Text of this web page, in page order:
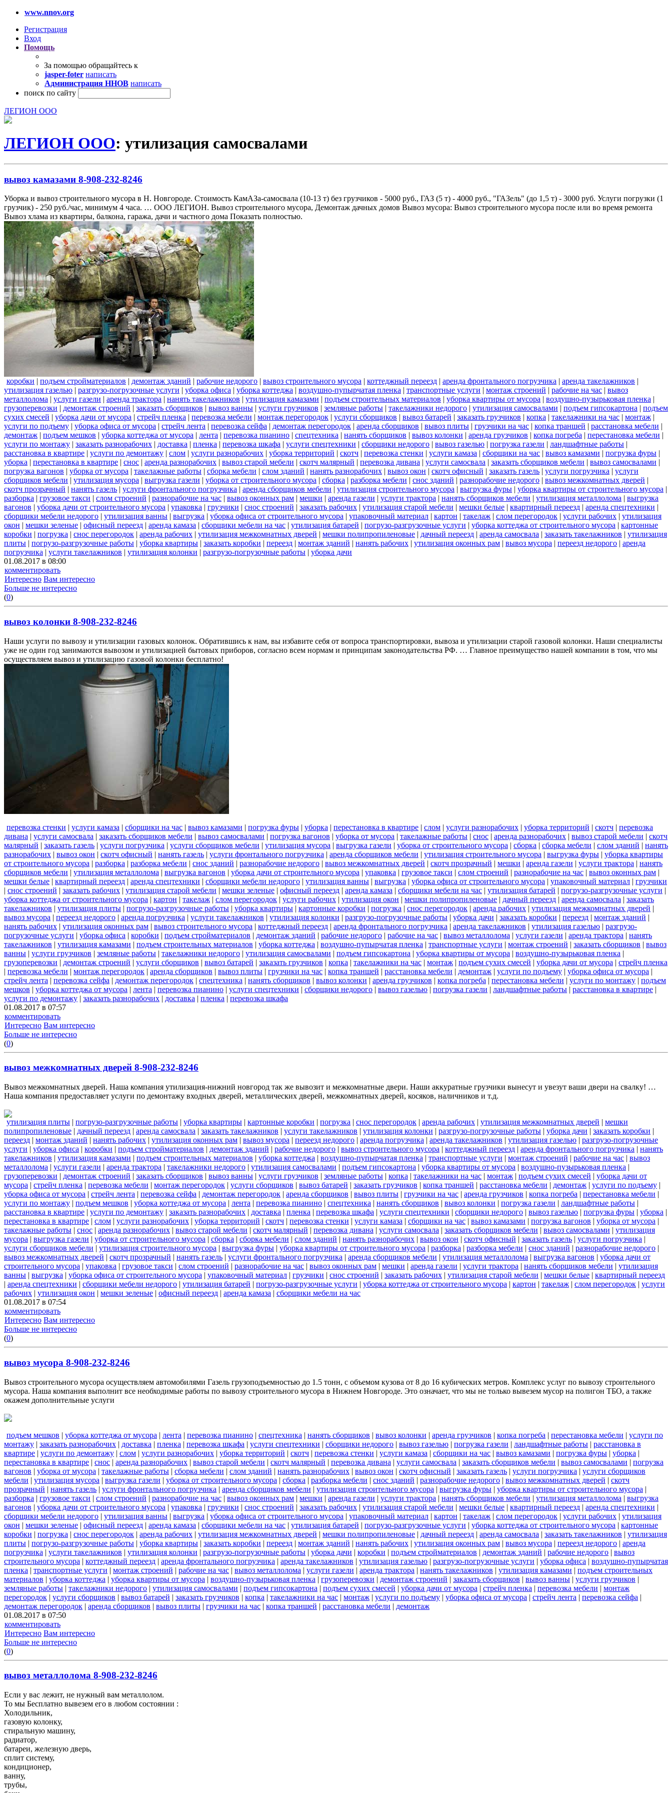
www.nnov.org
Регистрация
Вход
Помощь
За помощью обращайтесь к
jasper-foter написать
Администрация ННОВ написать
поиск по сайту
ЛЕГИОН ООО
ЛЕГИОН ООО: утилизация самосвалами
вывоз камазами 8-908-232-8246
Уборка и вывоз строительного мусора в Н. Новгороде. Стоимость КамАЗа-самосвала (10-13 т) без грузчиков - 5000 руб., ГАЗ (5 т) - 4000 руб., "ГАЗель" (до 1,5 т) - 3000 руб. Услуги погрузки (1
грузчик) - 250 руб./час, минимум 4 часа. … ООО ЛЕГИОН. Вывоз строительного мусора, Демонтаж дачных домов Вывоз мусора: Вывоз строительного мусора после или во время ремонта
Вывоз хлама из квартиры, балкона, гаража, дачи и частного дома Показать полностью.
коробки | подъем стройматериалов | демонтаж зданий | рабочие недорого | вывоз строительного мусора | коттеджный переезд | аренда фронтального погрузчика | аренда такелажников |
утилизация газелью | разгрузо-погрузочные услуги | уборка офиса | уборка коттеджа | воздушно-пупырчатая пленка | транспортные услуги | монтаж строений | рабочие на час | вывоз
металлолома | услуги газели | аренда трактора | нанять такелажников | утилизация камазами | подъем строительных материалов | уборка квартиры от мусора | воздушно-пузырьковая пленка |
грузоперевозки | демонтаж строений | заказать сборщиков | вывоз ванны | услуги грузчиков | земляные работы | такелажники недорого | утилизация самосвалами | подъем гипсокартона | подъем
сухих смесей | уборка дачи от мусора | стрейч пленка | перевозка мебели | монтаж перегородок | услуги сборщиков | вывоз батарей | заказать грузчиков | копка | такелажники на час | монтаж |
услуги по подъему | уборка офиса от мусора | стрейч лента | перевозка сейфа | демонтаж перегородок | аренда сборщиков | вывоз плиты | грузчики на час | копка траншей | расстановка мебели |
демонтаж | подъем мешков | уборка коттеджа от мусора | лента | перевозка пианино | спецтехника | нанять сборщиков | вывоз колонки | аренда грузчиков | копка погреба | перестановка мебели |
услуги по монтажу | заказать разнорабочих | доставка | пленка | перевозка шкафа | услуги спецтехники | сборщики недорого | вывоз газелью | погрузка газели | ландшафтные работы |
расстановка в квартире | услуги по демонтажу | слом | услуги разнорабочих | уборка территорий | скотч | перевозка стенки | услуги камаза | сборщики на час | вывоз камазами | погрузка фуры |
уборка | перестановка в квартире | снос | аренда разнорабочих | вывоз старой мебели | скотч малярный | перевозка дивана | услуги самосвала | заказать сборщиков мебели | вывоз самосвалами |
погрузка вагонов | уборка от мусора | такелажные работы | сборка мебели | слом зданий | нанять разнорабочих | вывоз окон | скотч офисный | заказать газель | услуги погрузчика | услуги
сборщиков мебели | утилизация мусора | выгрузка газели | уборка от строительного мусора | сборка | разборка мебели | снос зданий | разнорабочие недорого | вывоз межкомнатных дверей |
скотч прозрачный | нанять газель | услуги фронтального погрузчика | аренда сборщиков мебели | утилизация строительного мусора | выгрузка фуры | уборка квартиры от строительного мусора |
разборка | грузовое такси | слом строений | разнорабочие на час | вывоз оконных рам | мешки | аренда газели | услуги трактора | нанять сборщиков мебели | утилизация металлолома | выгрузка
вагонов | уборка дачи от строительного мусора | упаковка | грузчики | снос строений | заказать рабочих | утилизация старой мебели | мешки белые | квартирный переезд | аренда спецтехники |
сборщики мебели недорого | утилизация ванны | выгрузка | уборка офиса от строительного мусора | упаковочный материал | картон | такелаж | слом перегородок | услуги рабочих | утилизация
окон | мешки зеленые | офисный переезд | аренда камаза | сборщики мебели на час | утилизация батарей | погрузо-разгрузочные услуги | уборка коттеджа от строительного мусора | картонные
коробки | погрузка | снос перегородок | аренда рабочих | утилизация межкомнатных дверей | мешки полипропиленовые | дачный переезд | аренда самосвала | заказать такелажников | утилизация
плиты | погрузо-разгрузочные работы | уборка квартиры | заказать коробки | переезд | монтаж зданий | нанять рабочих | утилизация оконных рам | вывоз мусора | переезд недорого | аренда
погрузчика | услуги такелажников | утилизация колонки | разгрузо-погрузочные работы | уборка дачи
01.08.2017 в 08:00
комментировать
Интересно Вам интересно
Больше не интересно
(0)
вывоз колонки 8-908-232-8246
Наши услуги по вывозу и утилизации газовых колонок. Обратившись к нам, вы избавите себя от вопроса транспортировки, вывоза и утилизации старой газовой колонки. Наши специалисты
уже не один год занимаются вывозом и утилизацией бытовых приборов, согласно всем нормам и принципам законодательства РФ. … Главное преимущество нашей компании в том, что мы
осуществляем вывоз и утилизацию газовой колонки бесплатно!
перевозка стенки | услуги камаза | сборщики на час | вывоз камазами | погрузка фуры | уборка | перестановка в квартире | слом | услуги разнорабочих | уборка территорий | скотч | перевозка
дивана | услуги самосвала | заказать сборщиков мебели | вывоз самосвалами | погрузка вагонов | уборка от мусора | такелажные работы | снос | аренда разнорабочих | вывоз старой мебели | скотч
малярный | заказать газель | услуги погрузчика | услуги сборщиков мебели | утилизация мусора | выгрузка газели | уборка от строительного мусора | сборка | сборка мебели | слом зданий | нанять
разнорабочих | вывоз окон | скотч офисный | нанять газель | услуги фронтального погрузчика | аренда сборщиков мебели | утилизация строительного мусора | выгрузка фуры | уборка квартиры
от строительного мусора | разборка | разборка мебели | снос зданий | разнорабочие недорого | вывоз межкомнатных дверей | скотч прозрачный | мешки | аренда газели | услуги трактора | нанять
сборщиков мебели | утилизация металлолома | выгрузка вагонов | уборка дачи от строительного мусора | упаковка | грузовое такси | слом строений | разнорабочие на час | вывоз оконных рам |
мешки белые | квартирный переезд | аренда спецтехники | сборщики мебели недорого | утилизация ванны | выгрузка | уборка офиса от строительного мусора | упаковочный материал | грузчики
| снос строений | заказать рабочих | утилизация старой мебели | мешки зеленые | офисный переезд | аренда камаза | сборщики мебели на час | утилизация батарей | погрузо-разгрузочные услуги |
уборка коттеджа от строительного мусора | картон | такелаж | слом перегородок | услуги рабочих | утилизация окон | мешки полипропиленовые | дачный переезд | аренда самосвала | заказать
такелажников | утилизация плиты | погрузо-разгрузочные работы | уборка квартиры | картонные коробки | погрузка | снос перегородок | аренда рабочих | утилизация межкомнатных дверей |
вывоз мусора | переезд недорого | аренда погрузчика | услуги такелажников | утилизация колонки | разгрузо-погрузочные работы | уборка дачи | заказать коробки | переезд | монтаж зданий |
нанять рабочих | утилизация оконных рам | вывоз строительного мусора | коттеджный переезд | аренда фронтального погрузчика | аренда такелажников | утилизация газелью | разгрузо-
погрузочные услуги | уборка офиса | коробки | подъем стройматериалов | демонтаж зданий | рабочие недорого | рабочие на час | вывоз металлолома | услуги газели | аренда трактора | нанять
такелажников | утилизация камазами | подъем строительных материалов | уборка коттеджа | воздушно-пупырчатая пленка | транспортные услуги | монтаж строений | заказать сборщиков | вывоз
ванны | услуги грузчиков | земляные работы | такелажники недорого | утилизация самосвалами | подъем гипсокартона | уборка квартиры от мусора | воздушно-пузырьковая пленка |
грузоперевозки | демонтаж строений | услуги сборщиков | вывоз батарей | заказать грузчиков | копка | такелажники на час | монтаж | подъем сухих смесей | уборка дачи от мусора | стрейч пленка
| перевозка мебели | монтаж перегородок | аренда сборщиков | вывоз плиты | грузчики на час | копка траншей | расстановка мебели | демонтаж | услуги по подъему | уборка офиса от мусора |
стрейч лента | перевозка сейфа | демонтаж перегородок | спецтехника | нанять сборщиков | вывоз колонки | аренда грузчиков | копка погреба | перестановка мебели | услуги по монтажу | подъем
мешков | уборка коттеджа от мусора | лента | перевозка пианино | услуги спецтехники | сборщики недорого | вывоз газелью | погрузка газели | ландшафтные работы | расстановка в квартире |
услуги по демонтажу | заказать разнорабочих | доставка | пленка | перевозка шкафа
01.08.2017 в 07:57
комментировать
Интересно Вам интересно
Больше не интересно
(0)
вывоз межкомнатных дверей 8-908-232-8246
Вывоз межкомнатных дверей. Наша компания утилизация-нижний новгород так же вывозит и межкомнатные двери. Наши аккуратные грузчики вынесут и увезут ваши двери на свалку! …
Наша компания предоставляет услуги по демонтажу входных дверей, металлических дверей, межкомнатных дверей, косяков, наличников и т.д.
утилизация плиты | погрузо-разгрузочные работы | уборка квартиры | картонные коробки | погрузка | снос перегородок | аренда рабочих | утилизация межкомнатных дверей | мешки
полипропиленовые | дачный переезд | аренда самосвала | заказать такелажников | услуги такелажников | утилизация колонки | разгрузо-погрузочные работы | уборка дачи | заказать коробки |
переезд | монтаж зданий | нанять рабочих | утилизация оконных рам | вывоз мусора | переезд недорого | аренда погрузчика | аренда такелажников | утилизация газелью | разгрузо-погрузочные
услуги | уборка офиса | коробки | подъем стройматериалов | демонтаж зданий | рабочие недорого | вывоз строительного мусора | коттеджный переезд | аренда фронтального погрузчика | нанять
такелажников | утилизация камазами | подъем строительных материалов | уборка коттеджа | воздушно-пупырчатая пленка | транспортные услуги | монтаж строений | рабочие на час | вывоз
металлолома | услуги газели | аренда трактора | такелажники недорого | утилизация самосвалами | подъем гипсокартона | уборка квартиры от мусора | воздушно-пузырьковая пленка |
грузоперевозки | демонтаж строений | заказать сборщиков | вывоз ванны | услуги грузчиков | земляные работы | копка | такелажники на час | монтаж | подъем сухих смесей | уборка дачи от
мусора | стрейч пленка | перевозка мебели | монтаж перегородок | услуги сборщиков | вывоз батарей | заказать грузчиков | копка траншей | расстановка мебели | демонтаж | услуги по подъему |
уборка офиса от мусора | стрейч лента | перевозка сейфа | демонтаж перегородок | аренда сборщиков | вывоз плиты | грузчики на час | аренда грузчиков | копка погреба | перестановка мебели |
услуги по монтажу | подъем мешков | уборка коттеджа от мусора | лента | перевозка пианино | спецтехника | нанять сборщиков | вывоз колонки | погрузка газели | ландшафтные работы |
расстановка в квартире | услуги по демонтажу | заказать разнорабочих | доставка | пленка | перевозка шкафа | услуги спецтехники | сборщики недорого | вывоз газелью | погрузка фуры | уборка |
перестановка в квартире | слом | услуги разнорабочих | уборка территорий | скотч | перевозка стенки | услуги камаза | сборщики на час | вывоз камазами | погрузка вагонов | уборка от мусора |
такелажные работы | снос | аренда разнорабочих | вывоз старой мебели | скотч малярный | перевозка дивана | услуги самосвала | заказать сборщиков мебели | вывоз самосвалами | утилизация
мусора | выгрузка газели | уборка от строительного мусора | сборка | сборка мебели | слом зданий | нанять разнорабочих | вывоз окон | скотч офисный | заказать газель | услуги погрузчика |
услуги сборщиков мебели | утилизация строительного мусора | выгрузка фуры | уборка квартиры от строительного мусора | разборка | разборка мебели | снос зданий | разнорабочие недорого |
вывоз межкомнатных дверей | скотч прозрачный | нанять газель | услуги фронтального погрузчика | аренда сборщиков мебели | утилизация металлолома | выгрузка вагонов | уборка дачи от
строительного мусора | упаковка | грузовое такси | слом строений | разнорабочие на час | вывоз оконных рам | мешки | аренда газели | услуги трактора | нанять сборщиков мебели | утилизация
ванны | выгрузка | уборка офиса от строительного мусора | упаковочный материал | грузчики | снос строений | заказать рабочих | утилизация старой мебели | мешки белые | квартирный переезд
| аренда спецтехники | сборщики мебели недорого | утилизация батарей | погрузо-разгрузочные услуги | уборка коттеджа от строительного мусора | картон | такелаж | слом перегородок | услуги
рабочих | утилизация окон | мешки зеленые | офисный переезд | аренда камаза | сборщики мебели на час
01.08.2017 в 07:54
комментировать
Интересно Вам интересно
Больше не интересно
(0)
вывоз мусора 8-908-232-8246
Вывоз строительного мусора осуществляем автомобилями Газель грузоподъемностью до 1.5 тонн, с объемом кузова от 8 до 16 кубических метров. Комплекс услуг по вывозу строительного
мусора. Наша компания выполнит все необходимые работы по вывозу строительного мусора в Нижнем Новгороде. Это означает, что мы не только вывезем мусор на полигон ТБО, а также
окажем дополнительные услуги
подъем мешков | уборка коттеджа от мусора | лента | перевозка пианино | спецтехника | нанять сборщиков | вывоз колонки | аренда грузчиков | копка погреба | перестановка мебели | услуги по
монтажу | заказать разнорабочих | доставка | пленка | перевозка шкафа | услуги спецтехники | сборщики недорого | вывоз газелью | погрузка газели | ландшафтные работы | расстановка в
квартире | услуги по демонтажу | слом | услуги разнорабочих | уборка территорий | скотч | перевозка стенки | услуги камаза | сборщики на час | вывоз камазами | погрузка фуры | уборка |
перестановка в квартире | снос | аренда разнорабочих | вывоз старой мебели | скотч малярный | перевозка дивана | услуги самосвала | заказать сборщиков мебели | вывоз самосвалами | погрузка
вагонов | уборка от мусора | такелажные работы | сборка мебели | слом зданий | нанять разнорабочих | вывоз окон | скотч офисный | заказать газель | услуги погрузчика | услуги сборщиков
мебели | утилизация мусора | выгрузка газели | уборка от строительного мусора | сборка | разборка мебели | снос зданий | разнорабочие недорого | вывоз межкомнатных дверей | скотч
прозрачный | нанять газель | услуги фронтального погрузчика | аренда сборщиков мебели | утилизация строительного мусора | выгрузка фуры | уборка квартиры от строительного мусора |
разборка | грузовое такси | слом строений | разнорабочие на час | вывоз оконных рам | мешки | аренда газели | услуги трактора | нанять сборщиков мебели | утилизация металлолома | выгрузка
вагонов | уборка дачи от строительного мусора | упаковка | грузчики | снос строений | заказать рабочих | утилизация старой мебели | мешки белые | квартирный переезд | аренда спецтехники |
сборщики мебели недорого | утилизация ванны | выгрузка | уборка офиса от строительного мусора | упаковочный материал | картон | такелаж | слом перегородок | услуги рабочих | утилизация
окон | мешки зеленые | офисный переезд | аренда камаза | сборщики мебели на час | утилизация батарей | погрузо-разгрузочные услуги | уборка коттеджа от строительного мусора | картонные
коробки | погрузка | снос перегородок | аренда рабочих | утилизация межкомнатных дверей | мешки полипропиленовые | дачный переезд | аренда самосвала | заказать такелажников | утилизация
плиты | погрузо-разгрузочные работы | уборка квартиры | заказать коробки | переезд | монтаж зданий | нанять рабочих | утилизация оконных рам | вывоз мусора | переезд недорого | аренда
погрузчика | услуги такелажников | утилизация колонки | разгрузо-погрузочные работы | уборка дачи | коробки | подъем стройматериалов | демонтаж зданий | рабочие недорого | вывоз
строительного мусора | коттеджный переезд | аренда фронтального погрузчика | аренда такелажников | утилизация газелью | разгрузо-погрузочные услуги | уборка офиса | воздушно-пупырчатая
пленка | транспортные услуги | монтаж строений | рабочие на час | вывоз металлолома | услуги газели | аренда трактора | нанять такелажников | утилизация камазами | подъем строительных
материалов | уборка коттеджа | уборка квартиры от мусора | воздушно-пузырьковая пленка | грузоперевозки | демонтаж строений | заказать сборщиков | вывоз ванны | услуги грузчиков |
земляные работы | такелажники недорого | утилизация самосвалами | подъем гипсокартона | подъем сухих смесей | уборка дачи от мусора | стрейч пленка | перевозка мебели | монтаж
перегородок | услуги сборщиков | вывоз батарей | заказать грузчиков | копка | такелажники на час | монтаж | услуги по подъему | уборка офиса от мусора | стрейч лента | перевозка сейфа |
демонтаж перегородок | аренда сборщиков | вывоз плиты | грузчики на час | копка траншей | расстановка мебели | демонтаж
01.08.2017 в 07:50
комментировать
Интересно Вам интересно
Больше не интересно
(0)
вывоз металлолома 8-908-232-8246
Если у вас лежит, не нужный вам металлолом.
То мы Бесплатно вывезем его в любом состоянии :
Холодильник,
газовую колонку,
стиральную машину,
радиатор,
батареи, железную дверь,
сплит систему,
кондиционер,
ванну,
трубы,